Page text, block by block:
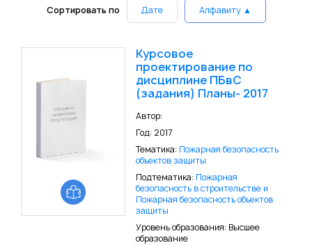
Сортировать по Дате Алфавиту ▲
Курсовое
проектирование по
дисциплине ПБвС
(задания) Планы- 2017
Автор:
Год: 2017
Тематика: Пожарная безопасность
объектов защиты
Подтематика: Пожарная
безопасность в строительстве и
Пожарная безопасность объектов
защиты
Уровень образования: Высшее
образование